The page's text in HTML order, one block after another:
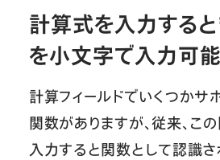
計算式を入力する
を小文字で入力可
計算フィールドでいくつかサ
関数がありますが、従来、こ
入力すると関数として認識